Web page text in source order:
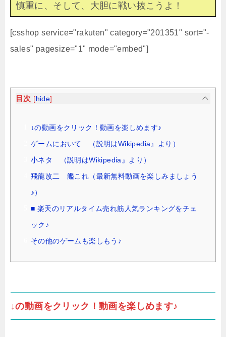
慎重に、そして、大胆に戦い抜こうよ！
[csshop service="rakuten" category="201351" sort="-
sales" pagesize="1" mode="embed"]
目次 [ hide]
↓の動画をクリック！動画を楽しめます♪
ゲームにおいて （説明はWikipedia』より）
小ネタ （説明はWikipedia』より）
飛龍改二 艦これ（最新無料動画を楽しみましょう
♪）
■ 楽天のリアルタイム売れ筋人気ランキングをチェ
ック♪
その他のゲームも楽しもう♪
↓の動画をクリック！動画を楽しめます♪